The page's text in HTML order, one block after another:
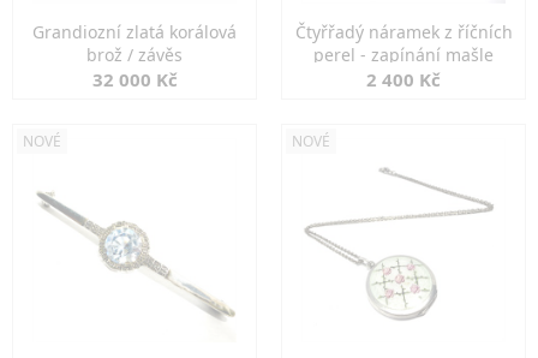
Grandiozní zlatá korálová
brož / závěs
32 000 Kč
Čtyřřadý náramek z říčních
perel - zapínání mašle
2 400 Kč
NOVÉ NOVÉ